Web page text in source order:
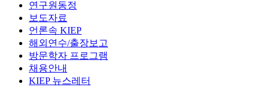
연구원동정
보도자료
언론속 KIEP
해외연수/출장보고
방문학자 프로그램
채용안내
KIEP 뉴스레터